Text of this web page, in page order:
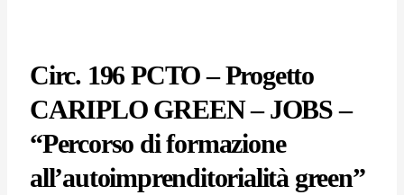
Circ. 196 PCTO – Progetto
CARIPLO GREEN – JOBS –
“Percorso di formazione
all’autoimprenditorialità green”